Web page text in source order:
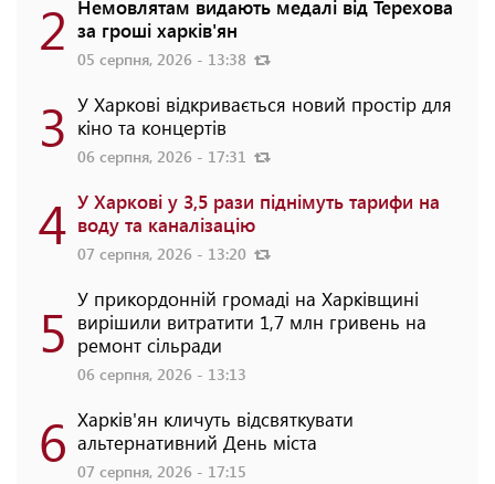
2 Немовлятам видають медалі від Терехова
за гроші харків'ян
05 серпня, 2026 - 13:38
3 У Харкові відкривається новий простір для
кіно та концертів
06 серпня, 2026 - 17:31
4 У Харкові у 3,5 рази піднімуть тарифи на
воду та каналізацію
07 серпня, 2026 - 13:20
5 У прикордонній громаді на Харківщині
вирішили витратити 1,7 млн гривень на
ремонт сільради
06 серпня, 2026 - 13:13
6 Харків'ян кличуть відсвяткувати
альтернативний День міста
07 серпня, 2026 - 17:15